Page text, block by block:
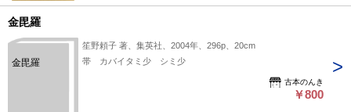
金毘羅
金毘羅
笙野頼子 著、集英社、2004年、296p、20cm
帯 カバイタミ少 シミ少
古本のんき
￥800